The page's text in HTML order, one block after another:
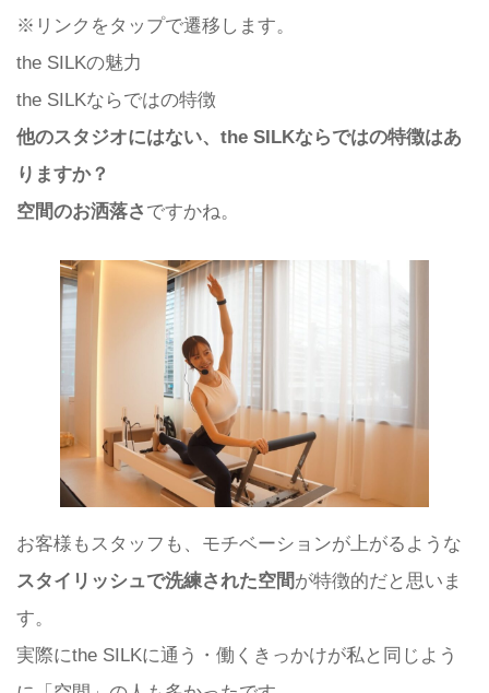
※リンクをタップで遷移します。
the SILKの魅力
the SILKならではの特徴
他のスタジオにはない、the SILKならではの特徴はあ
りますか？
空間のお洒落さ ですかね。
お客様もスタッフも、モチベーションが上がるような
スタイリッシュで洗練された空間が特徴的だと思いま
す。
実際にthe SILKに通う・働くきっかけが私と同じよう